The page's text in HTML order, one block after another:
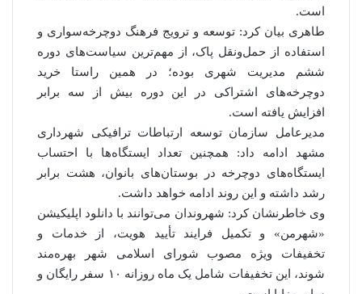
است.
طاهری بیان کرد: توسعه و ترویج فرهنگ دوچرخه‌سواری و
استفاده از حمل‌ونقل پاک، از مهم‌ترین سیاست‌های دوره
ششم مدیریت شهری بوده؛ در همین راستا خرید
دوچرخه‌های اشتراکی در این دوره بیش از سه برابر
افزایش یافته است.
مدیرعامل سازمان توسعه ارتباطات ترافیکی شهرداری
مشهد ادامه داد: همچنین تعداد ایستگاه‌ها با احتساب
ایستگاه‌های دوچرخه در بوستان‌های بانوان، هشت برابر
رشد داشته و این روند ادامه خواهد داشت.
وی خاطرنشان کرد: شهروندان می‌توانند با دانلود اپلیکیشن
«شهرمن» و تکمیل فرایند تأیید هویت، از خدمات و
تخفیفات ویژه مصوب شورای اسلامی شهر بهره‌مند
شوند، این تخفیفات شامل یک ماه روزانه ۱۰ سفر رایگان و